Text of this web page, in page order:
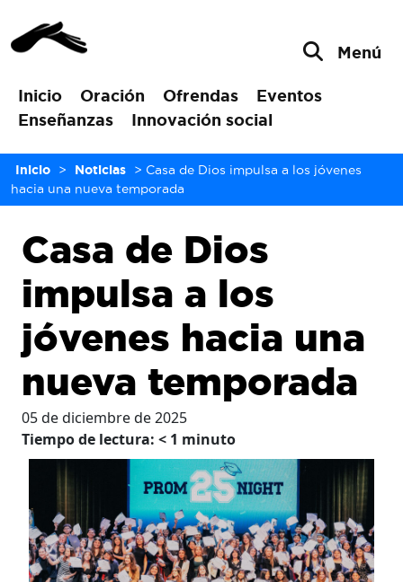
Inicio Oración Ofrendas
Eventos
Enseñanzas
Innovación social
Menú
Inicio > Noticias > Casa de Dios impulsa a los jóvenes
hacia una nueva temporada
Casa de Dios
impulsa a los
jóvenes hacia una
nueva temporada
05 de diciembre de 2025
Tiempo de lectura: < 1 minuto